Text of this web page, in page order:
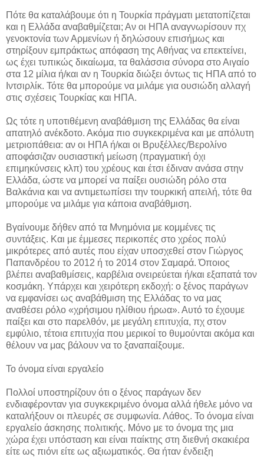
Πότε θα καταλάβουμε ότι η Τουρκία πράγματι μετατοπίζεται
και η Ελλάδα αναβαθμίζεται; Αν οι ΗΠΑ αναγνωρίσουν πχ
γενοκτονία των Αρμενίων ή δηλώσουν επισήμως και
στηρίξουν εμπράκτως απόφαση της Αθήνας να επεκτείνει,
ως έχει τυπικώς δικαίωμα, τα θαλάσσια σύνορα στο Αιγαίο
στα 12 μίλια ή/και αν η Τουρκία διώξει όντως τις ΗΠΑ από το
Ιντσιρλίκ. Τότε θα μπορούμε να μιλάμε για ουσιώδη αλλαγή
στις σχέσεις Τουρκίας και ΗΠΑ.
Ως τότε η υποτιθέμενη αναβάθμιση της Ελλάδας θα είναι
απατηλό ανέκδοτο. Ακόμα πιο συγκεκριμένα και με απόλυτη
μετριοπάθεια: αν οι ΗΠΑ ή/και οι Βρυξέλλες/Βερολίνο
αποφάσιζαν ουσιαστική μείωση (πραγματική όχι
επιμηκύνσεις κλπ) του χρέους και έτσι έδιναν ανάσα στην
Ελλάδα, ώστε να μπορεί να παίξει ουσιώδη ρόλο στα
Βαλκάνια και να αντιμετωπίσει την τουρκική απειλή, τότε θα
μπορούμε να μιλάμε για κάποια αναβάθμιση.
Βγαίνουμε δήθεν από τα Μνημόνια με κομμένες τις
συντάξεις. Και με έμμεσες περικοπές στο χρέος πολύ
μικρότερες από αυτές που είχαν υποσχεθεί στον Γιώργος
Παπανδρέου το 2012 ή το 2014 στον Σαμαρά. Όποιος
βλέπει αναβαθμίσεις, καρβέλια ονειρεύεται ή/και εξαπατά τον
κοσμάκη. Υπάρχει και χειρότερη εκδοχή: ο ξένος παράγων
να εμφανίσει ως αναβάθμιση της Ελλάδας το να μας
αναθέσει ρόλο «χρήσιμου ηλίθιου ήρωα». Αυτό το έχουμε
παίξει και στο παρελθόν, με μεγάλη επιτυχία, πχ στον
εμφύλιο, τέτοια επιτυχία που μερικοί το θυμούνται ακόμα και
θέλουν να μας βάλουν να το ξαναπαίξουμε.
Το όνομα είναι εργαλείο
Πολλοί υποστηρίζουν ότι ο ξένος παράγων δεν
ενδιαφέρονταν για συγκεκριμένο όνομα αλλά ήθελε μόνο να
καταλήξουν οι πλευρές σε συμφωνία. Λάθος. Το όνομα είναι
εργαλείο άσκησης πολιτικής. Μόνο με το όνομα της μια
χώρα έχει υπόσταση και είναι παίκτης στη διεθνή σκακιέρα
είτε ως πιόνι είτε ως αξιωματικός. Θα ήταν ένδειξη